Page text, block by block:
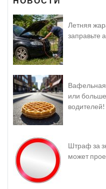
Летняя
заправьте
или
водителей!
Штраф за
может